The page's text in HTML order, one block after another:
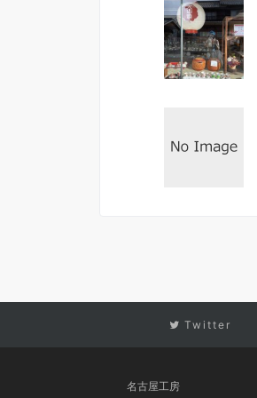
Twitter
名古屋工房